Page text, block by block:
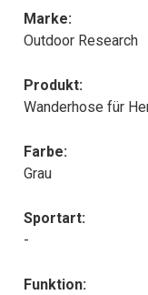
Marke:
Outdoor Research
Produkt:
Wanderhose für
Farbe:
Grau
Sportart:
-
Funktion: